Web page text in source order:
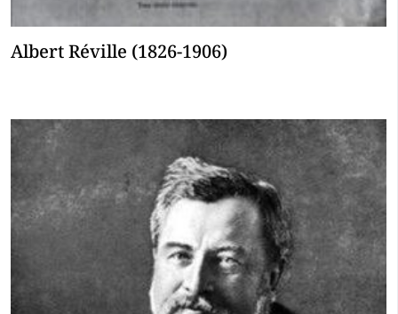
Albert Réville (1826-1906)